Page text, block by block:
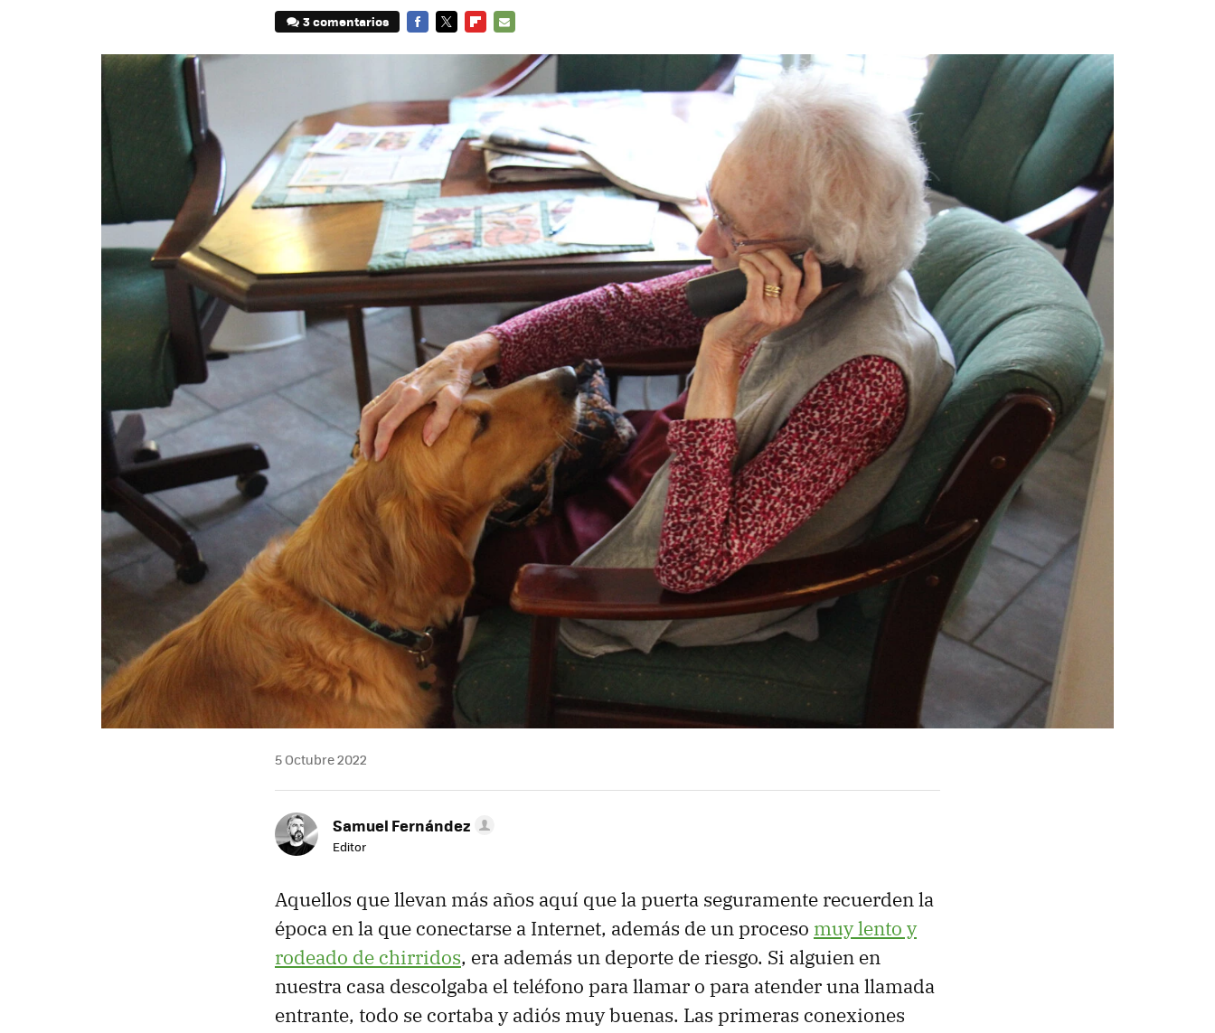
3 comentarios
MAIL
5 Octubre 2022
Samuel Fernández
Editor
Aquellos que llevan más años aquí que la puerta seguramente recuerden la
época en la que conectarse a Internet, además de un proceso muy lento y
rodeado de chirridos, era además un deporte de riesgo. Si alguien en
nuestra casa descolgaba el teléfono para llamar o para atender una llamada
entrante, todo se cortaba y adiós muy buenas. Las primeras conexiones